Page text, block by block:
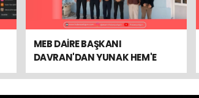
MEB DAİRE BAŞKANI
DAVRAN'DAN YUNAK HEM'E
ZİYARET